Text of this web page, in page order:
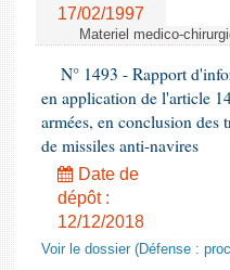
17/02/1997
Materiel medico-
N° 1493 - Rapport
en application de l'article
armées, en conclusion
de missiles anti-navires
Date de
dépôt :
12/12/2018
Voir le dossier (Défense :